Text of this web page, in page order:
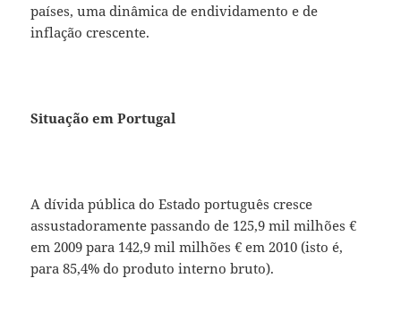
países, uma dinâmica de endividamento e de
inflação crescente.
Situação em Portugal
A dívida pública do Estado português cresce
assustadoramente passando de 125,9 mil milhões €
em 2009 para 142,9 mil milhões € em 2010 (isto é,
para 85,4% do produto interno bruto).